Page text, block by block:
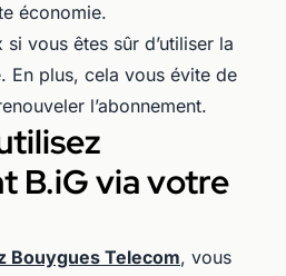
économie.
vous êtes sûr d’utiliser la
En plus, cela vous évite de
l’abonnement.
B.iG via votre
Bouygues Telecom, vous